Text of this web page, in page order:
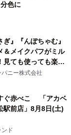
色に
ぎ』『んぽちゃむ』
＆メイクパフがミル
見ても使っても楽し
トなコレクショ
ニー株式会社
ぐ赤べこ 「アカベ
駅前店」8月8日(土)
ド